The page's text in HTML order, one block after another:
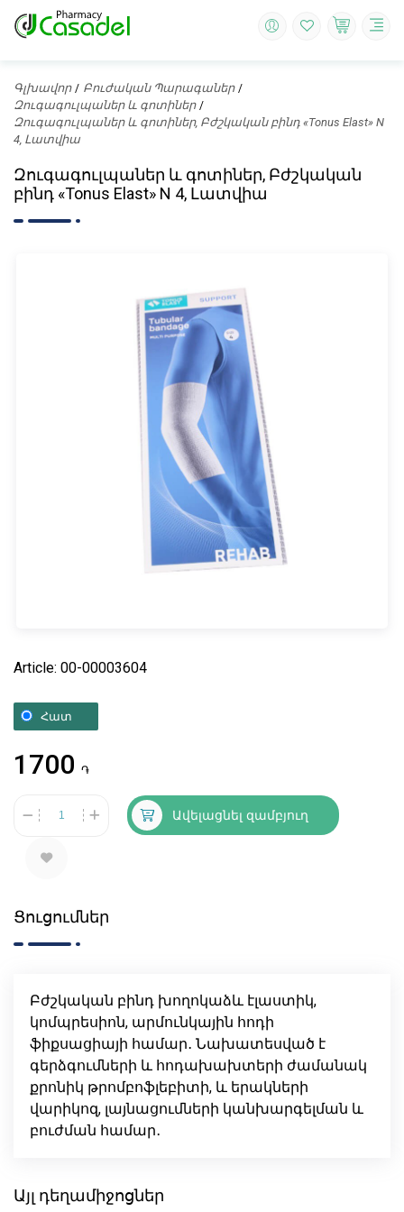
Գլխավոր
Բուժական Պարագաներ
Զուգագուլպաներ և գոտիներ
Զուգագուլպաներ և գոտիներ, Բժշկական բինդ «Tonus Elast» N
4, Լատվիա
Զուգագուլպաներ և գոտիներ, Բժշկական
բինդ «Tonus Elast» N 4, Լատվիա
Article: 00-00003604
Հատ
1700 ֏
Ավելացնել զամբյուղ
Ցուցումներ
Բժշկական բինդ խողոկաձև էլաստիկ,
կոմպրեսիոն, արմունկային հոդի
ֆիքսացիայի համար․ Նախատեսված է
գերձգումների և հոդախախտերի ժամանակ
քրոնիկ թրոմբոֆլեբիտի, և երակների
վարիկոզ, լայնացումների կանխարգելման և
բուժման համար․
Այլ դեղամիջոցներ